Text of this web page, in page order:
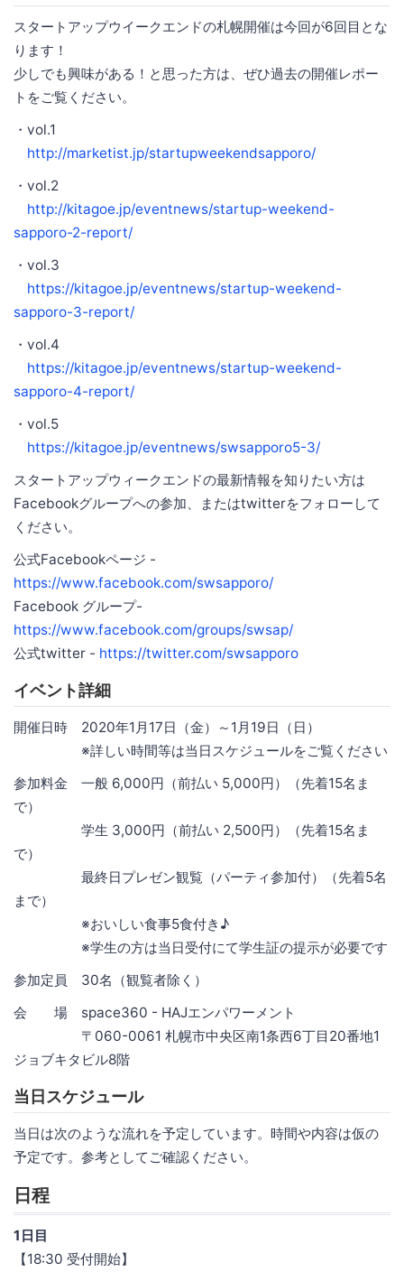
スタートアップウイークエンドの札幌開催は今回が6回目とな
ります！
少しでも興味がある！と思った方は、ぜひ過去の開催レポー
トをご覧ください。
・vol.1
http://marketist.jp/startupweekendsapporo/
・vol.2
http://kitagoe.jp/eventnews/startup-weekend-
sapporo-2-report/
・vol.3
https://kitagoe.jp/eventnews/startup-weekend-
sapporo-3-report/
・vol.4
https://kitagoe.jp/eventnews/startup-weekend-
sapporo-4-report/
・vol.5
https://kitagoe.jp/eventnews/swsapporo5-3/
スタートアップウィークエンドの最新情報を知りたい方は
Facebookグループへの参加、またはtwitterをフォローして
ください。
公式Facebookページ -
https://www.facebook.com/swsapporo/
Facebook グループ-
https://www.facebook.com/groups/swsap/
公式twitter - https://twitter.com/swsapporo
イベント詳細
開催日時 2020年1月17日（金）～1月19日（日）
※詳しい時間等は当日スケジュールをご覧ください
参加料金 一般 6,000円（前払い 5,000円）（先着15名ま
で）
学生 3,000円（前払い 2,500円）（先着15名ま
で）
最終日プレゼン観覧（パーティ参加付）（先着5名
まで）
※おいしい食事5食付き♪
※学生の方は当日受付にて学生証の提示が必要です
参加定員 30名（観覧者除く）
会 場 space360 - HAJエンパワーメント
〒060-0061 札幌市中央区南1条西6丁目20番地1
ジョブキタビル8階
当日スケジュール
当日は次のような流れを予定しています。時間や内容は仮の
予定です。参考としてご確認ください。
日程
1日目
【18:30 受付開始】